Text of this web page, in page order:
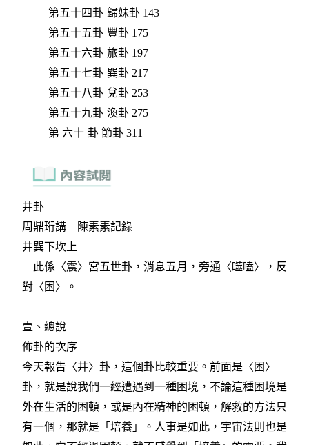
第五十四卦 歸妹卦 143
第五十五卦 豐卦 175
第五十六卦 旅卦 197
第五十七卦 巽卦 217
第五十八卦 兌卦 253
第五十九卦 渙卦 275
第 六十 卦 節卦 311